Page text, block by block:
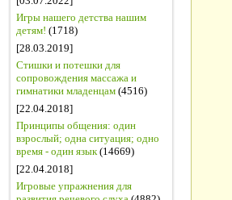
Игры нашего детства нашим
детям! (1718)
[28.03.2019]
Стишки и потешки для
сопровождения массажа и
гимнатики младенцам (4516)
[22.04.2018]
Принципы общения: один
взрослый; одна ситуация; одно
время - один язык(14669)
[22.04.2018]
Игровые упражнения для